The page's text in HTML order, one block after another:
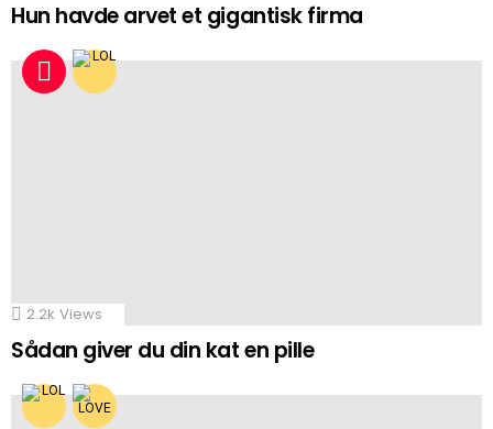
Hun havde arvet et gigantisk firma
2.2k Views
Sådan giver du din kat en pille